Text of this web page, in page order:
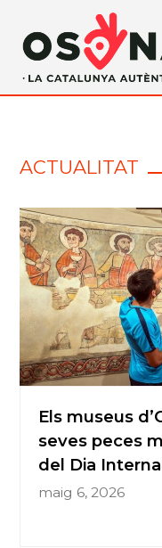
ACTUALITAT
Els museus
seves peces
del Dia
maig 6, 2026